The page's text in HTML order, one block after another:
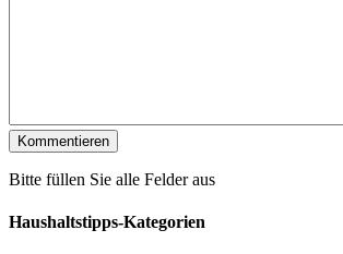
Bitte füllen Sie alle Felder aus
Haushaltstipps-Kategorien